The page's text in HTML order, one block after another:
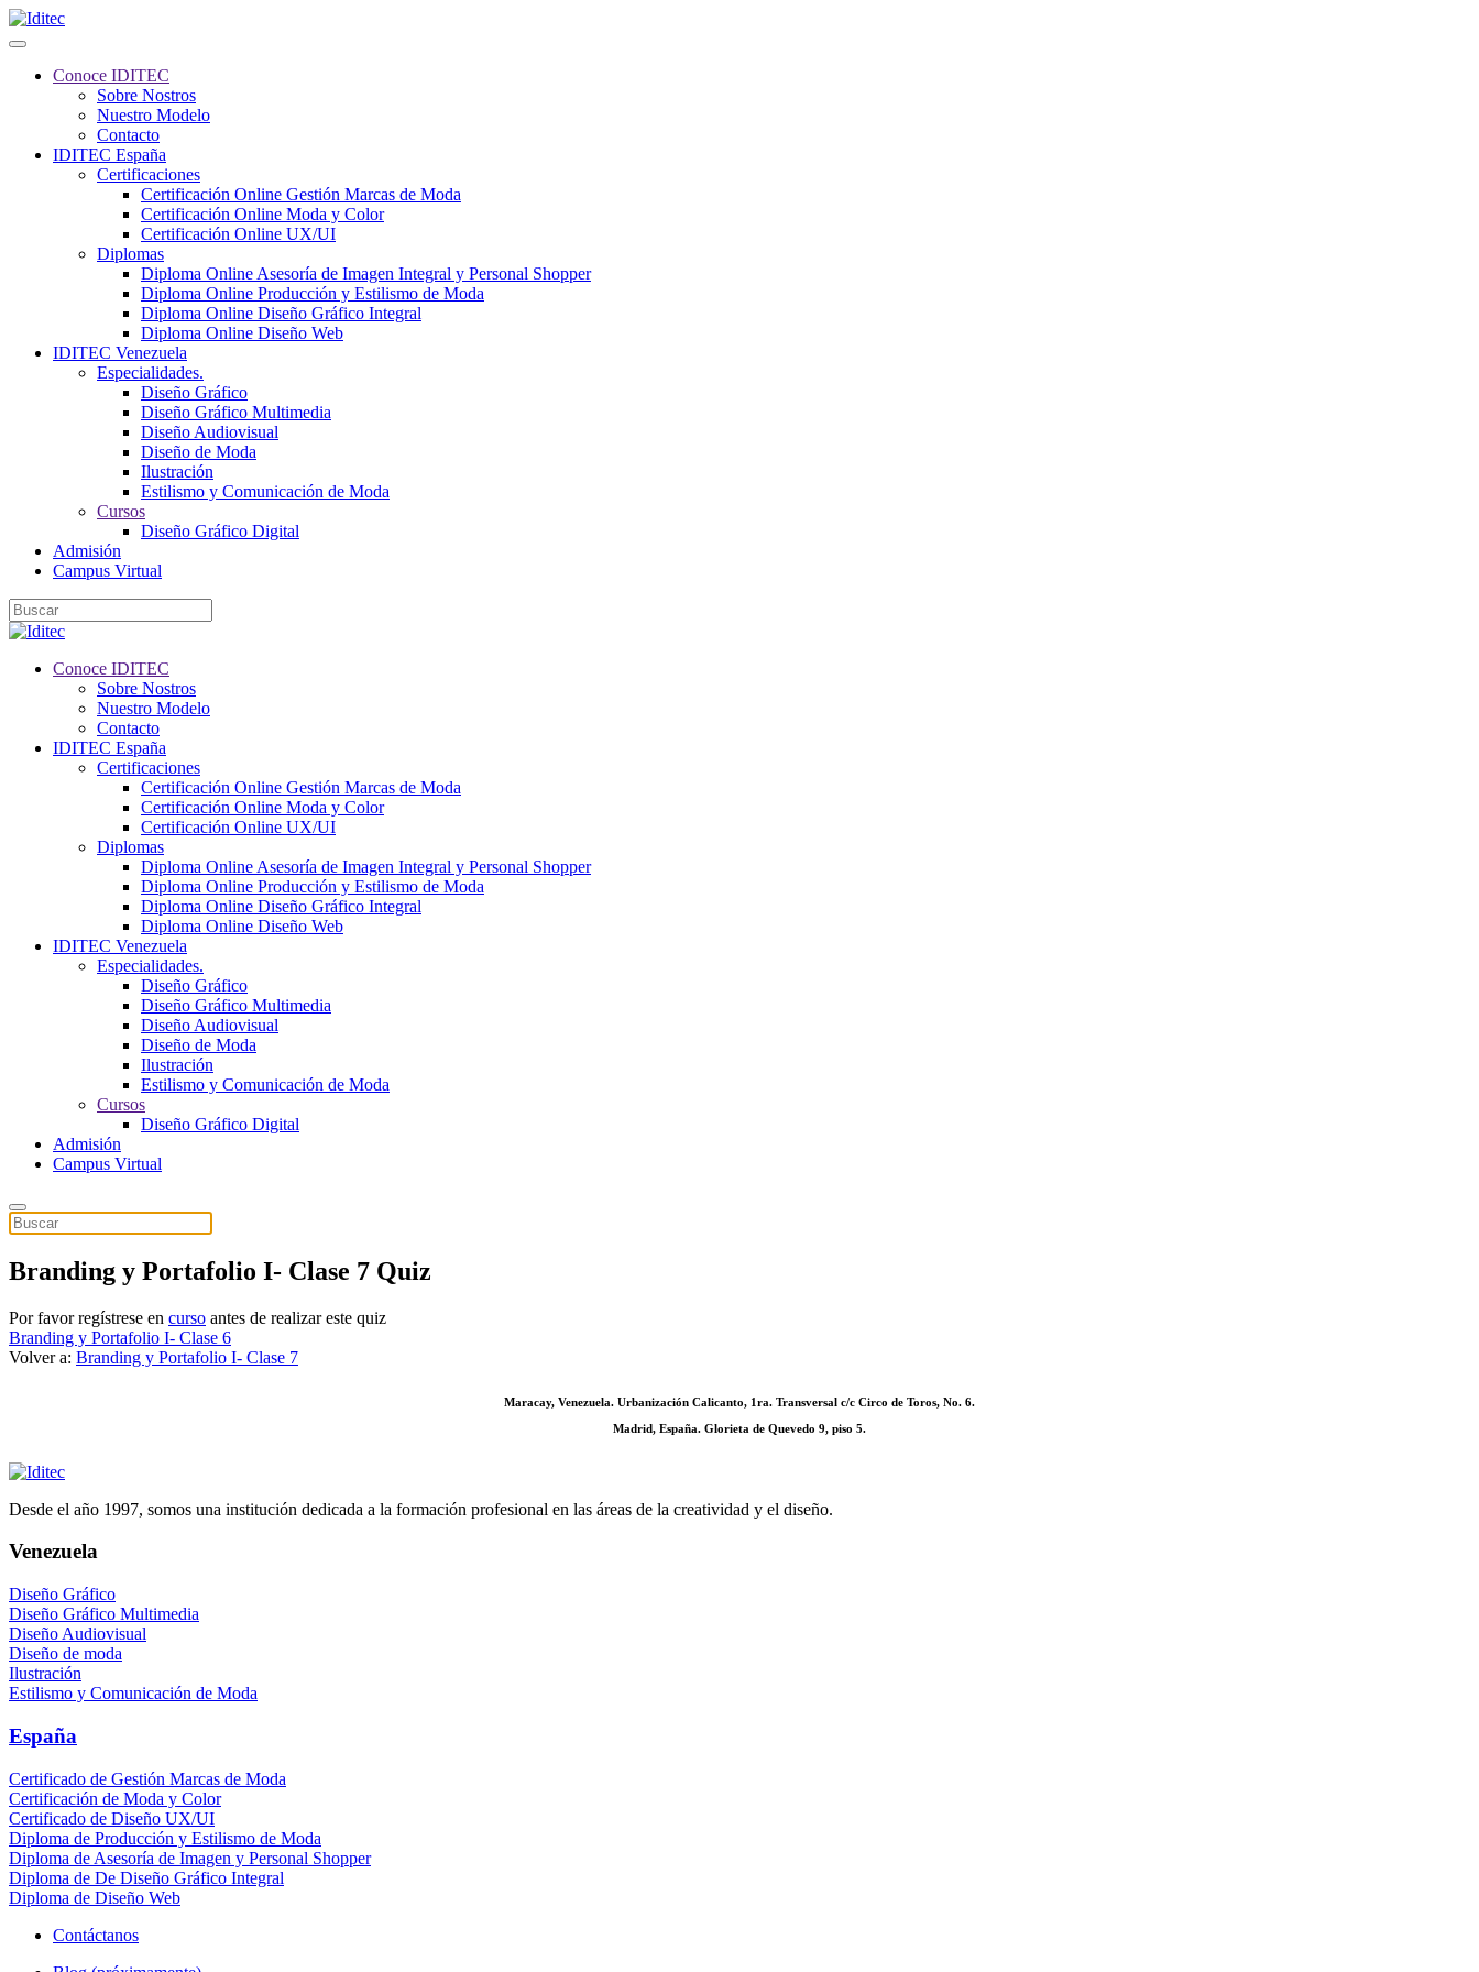
Conoce IDITEC
Sobre Nostros
Nuestro Modelo
Contacto
IDITEC España
Certificaciones
Certificación Online Gestión Marcas de Moda
Certificación Online Moda y Color
Certificación Online UX/UI
Diplomas
Diploma Online Asesoría de Imagen Integral y Personal Shopper
Diploma Online Producción y Estilismo de Moda
Diploma Online Diseño Gráfico Integral
Diploma Online Diseño Web
IDITEC Venezuela
Especialidades.
Diseño Gráfico
Diseño Gráfico Multimedia
Diseño Audiovisual
Diseño de Moda
Ilustración
Estilismo y Comunicación de Moda
Cursos
Diseño Gráfico Digital
Admisión
Campus Virtual
Conoce IDITEC
Sobre Nostros
Nuestro Modelo
Contacto
IDITEC España
Certificaciones
Certificación Online Gestión Marcas de Moda
Certificación Online Moda y Color
Certificación Online UX/UI
Diplomas
Diploma Online Asesoría de Imagen Integral y Personal Shopper
Diploma Online Producción y Estilismo de Moda
Diploma Online Diseño Gráfico Integral
Diploma Online Diseño Web
IDITEC Venezuela
Especialidades.
Diseño Gráfico
Diseño Gráfico Multimedia
Diseño Audiovisual
Diseño de Moda
Ilustración
Estilismo y Comunicación de Moda
Cursos
Diseño Gráfico Digital
Admisión
Campus Virtual
Branding y Portafolio I- Clase 7 Quiz
Por favor regístrese en curso antes de realizar este quiz
Branding y Portafolio I- Clase 6
Volver a: Branding y Portafolio I- Clase 7
Maracay, Venezuela. Urbanización Calicanto, 1ra. Transversal c/c Circo de Toros, No. 6.
Madrid, España. Glorieta de Quevedo 9, piso 5.
Desde el año 1997, somos una institución dedicada a la formación profesional en las áreas de la creatividad y el diseño.
Venezuela
Diseño Gráfico
Diseño Gráfico Multimedia
Diseño Audiovisual
Diseño de moda
Ilustración
Estilismo y Comunicación de Moda
España
Certificado de Gestión Marcas de Moda
Certificación de Moda y Color
Certificado de Diseño UX/UI
Diploma de Producción y Estilismo de Moda
Diploma de Asesoría de Imagen y Personal Shopper
Diploma de De Diseño Gráfico Integral
Diploma de Diseño Web
Contáctanos